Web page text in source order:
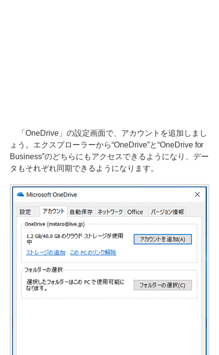
「OneDrive」の設定画面で、アカウントを追加しまし
ょう。エクスプローラーから“OneDrive”と“OneDrive for
Business”のどちらにもアクセスできるようになり、デー
タもそれぞれ同期できるようになります。